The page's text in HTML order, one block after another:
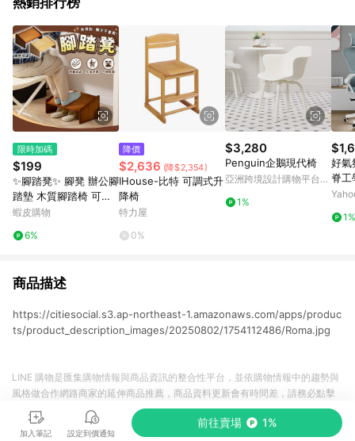
限時加碼
$199
✨腳踏凳✨ 腳凳 辦公腳
踏墊 木質腳踏椅 可調
腳凳 三段式調整 腳底
發墊腳板 桌上收納架
蝦皮購物
6%
降價
$2,636 (降$2,354)
IHouse-比特 可調式升
降椅
特力屋
0%
$3,280
Penguin企鵝現代椅
亞洲跨境設計購物平台
1%
好氣
脊工
1%
商品描述
https://citiesocial.s3.ap-northeast-1.amazonaws.com/apps/produc
ts/product_description_images/20250802/1754112486/Roma.jpg
加入筆記 設定到價通知
前往賣場 1%
LINE 購物是匯集購物情報與商品資訊的整合性平台，並依購物情報中的趨勢與
風格做合作網路商家的延伸商品推薦，商品資料更新會有時間差，請務必點擊
商品至各合作網路商家，確認現售價與購物條件，一切資訊以合作廠商網頁為
準。